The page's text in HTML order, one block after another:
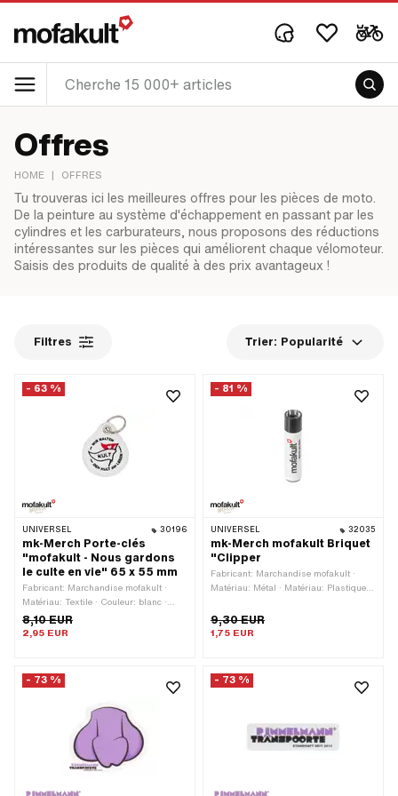
Offres
HOME | OFFRES
Tu trouveras ici les meilleures offres pour les pièces de moto.
De la peinture au système d'échappement en passant par les
cylindres et les carburateurs, nous proposons des réductions
intéressantes sur les pièces qui améliorent chaque vélomoteur.
Saisis des produits de qualité à des prix avantageux !
Filtres Trier: Popularité
- 63 %
UNIVERSEL 30196
mk-Merch Porte-clés
"mofakult - Nous gardons
le culte en vie" 65 x 55 mm
Fabricant: Marchandise mofakult ·
Matériau: Textile · Couleur: blanc ·
Type de fermeture: Porte-clés ·
Longueur totale: 65 mm · Largeur: 55
8,10 EUR
2,95 EUR
- 81 %
UNIVERSEL 32035
mk-Merch mofakult Briquet
"Clipper
Fabricant: Marchandise mofakult ·
Matériau: Métal · Matériau: Plastique ·
Largeur: 23 mm · Hauteur: 77 mm
9,30 EUR
1,75 EUR
- 73 % - 73 %